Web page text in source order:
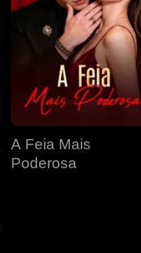
A Feia Mais
Poderosa